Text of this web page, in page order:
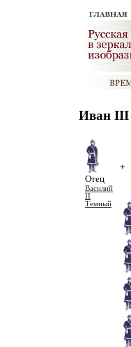
Иван III
Отец
Василий
II
Темный
+